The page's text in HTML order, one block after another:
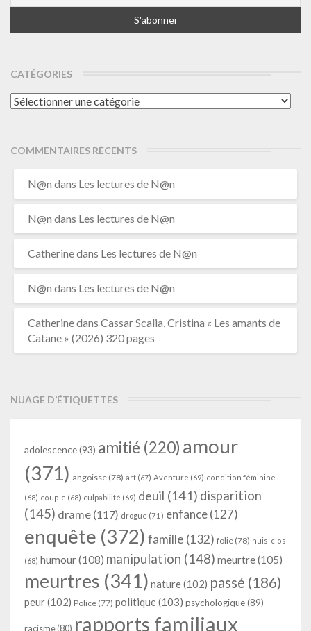
CATÉGORIES
Catégories
COMMENTAIRES RÉCENTS
N@n dans Les lectures de N@n
N@n dans Les lectures de N@n
Catherinedans Les lectures de N@n
N@n dans Les lectures de N@n
Catherinedans Cassar Scalia, Cristina « Les amants de
Catane » (2026) 320 pages
NUAGE D’ÉTIQUETTES
adolescence(93) amitié (220) amour
(371) angoisse (78) art (67) Aventure (69) condition féminine
(68) couple (68) culpabilité (69) deuil (141) disparition
(145) drame (117) drogue (71) enfance(127)
enquête (372) famille (132) folie (78) huis-clos
(68) humour(108) manipulation (148) meurtre(105)
meurtres (341) nature(102) passé (186)
peur(102) Police (77) politique(103) psychologique(89)
racisme (80) rapports familiaux